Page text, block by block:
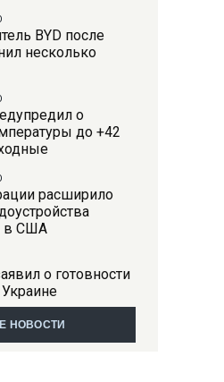
BYD после
несколько
о
до +42
расширило
в США
о готовности
Украине
НОВОСТИ